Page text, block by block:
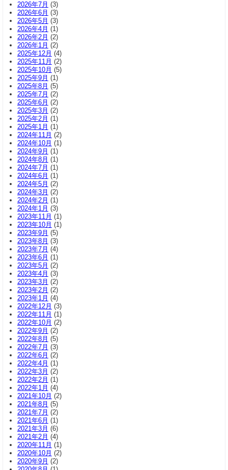
2026年7月 (3)
2026年6月 (3)
2026年5月 (3)
2026年4月 (1)
2026年2月 (2)
2026年1月 (2)
2025年12月 (4)
2025年11月 (2)
2025年10月 (5)
2025年9月 (1)
2025年8月 (5)
2025年7月 (2)
2025年6月 (2)
2025年3月 (2)
2025年2月 (1)
2025年1月 (1)
2024年11月 (2)
2024年10月 (1)
2024年9月 (1)
2024年8月 (1)
2024年7月 (1)
2024年6月 (1)
2024年5月 (2)
2024年3月 (2)
2024年2月 (1)
2024年1月 (3)
2023年11月 (1)
2023年10月 (1)
2023年9月 (5)
2023年8月 (3)
2023年7月 (4)
2023年6月 (1)
2023年5月 (2)
2023年4月 (3)
2023年3月 (2)
2023年2月 (2)
2023年1月 (4)
2022年12月 (3)
2022年11月 (1)
2022年10月 (2)
2022年9月 (2)
2022年8月 (5)
2022年7月 (3)
2022年6月 (2)
2022年4月 (1)
2022年3月 (2)
2022年2月 (1)
2022年1月 (4)
2021年10月 (2)
2021年8月 (5)
2021年7月 (2)
2021年6月 (1)
2021年3月 (6)
2021年2月 (4)
2020年11月 (1)
2020年10月 (2)
2020年9月 (2)